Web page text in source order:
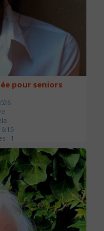
pour seniors
: 1